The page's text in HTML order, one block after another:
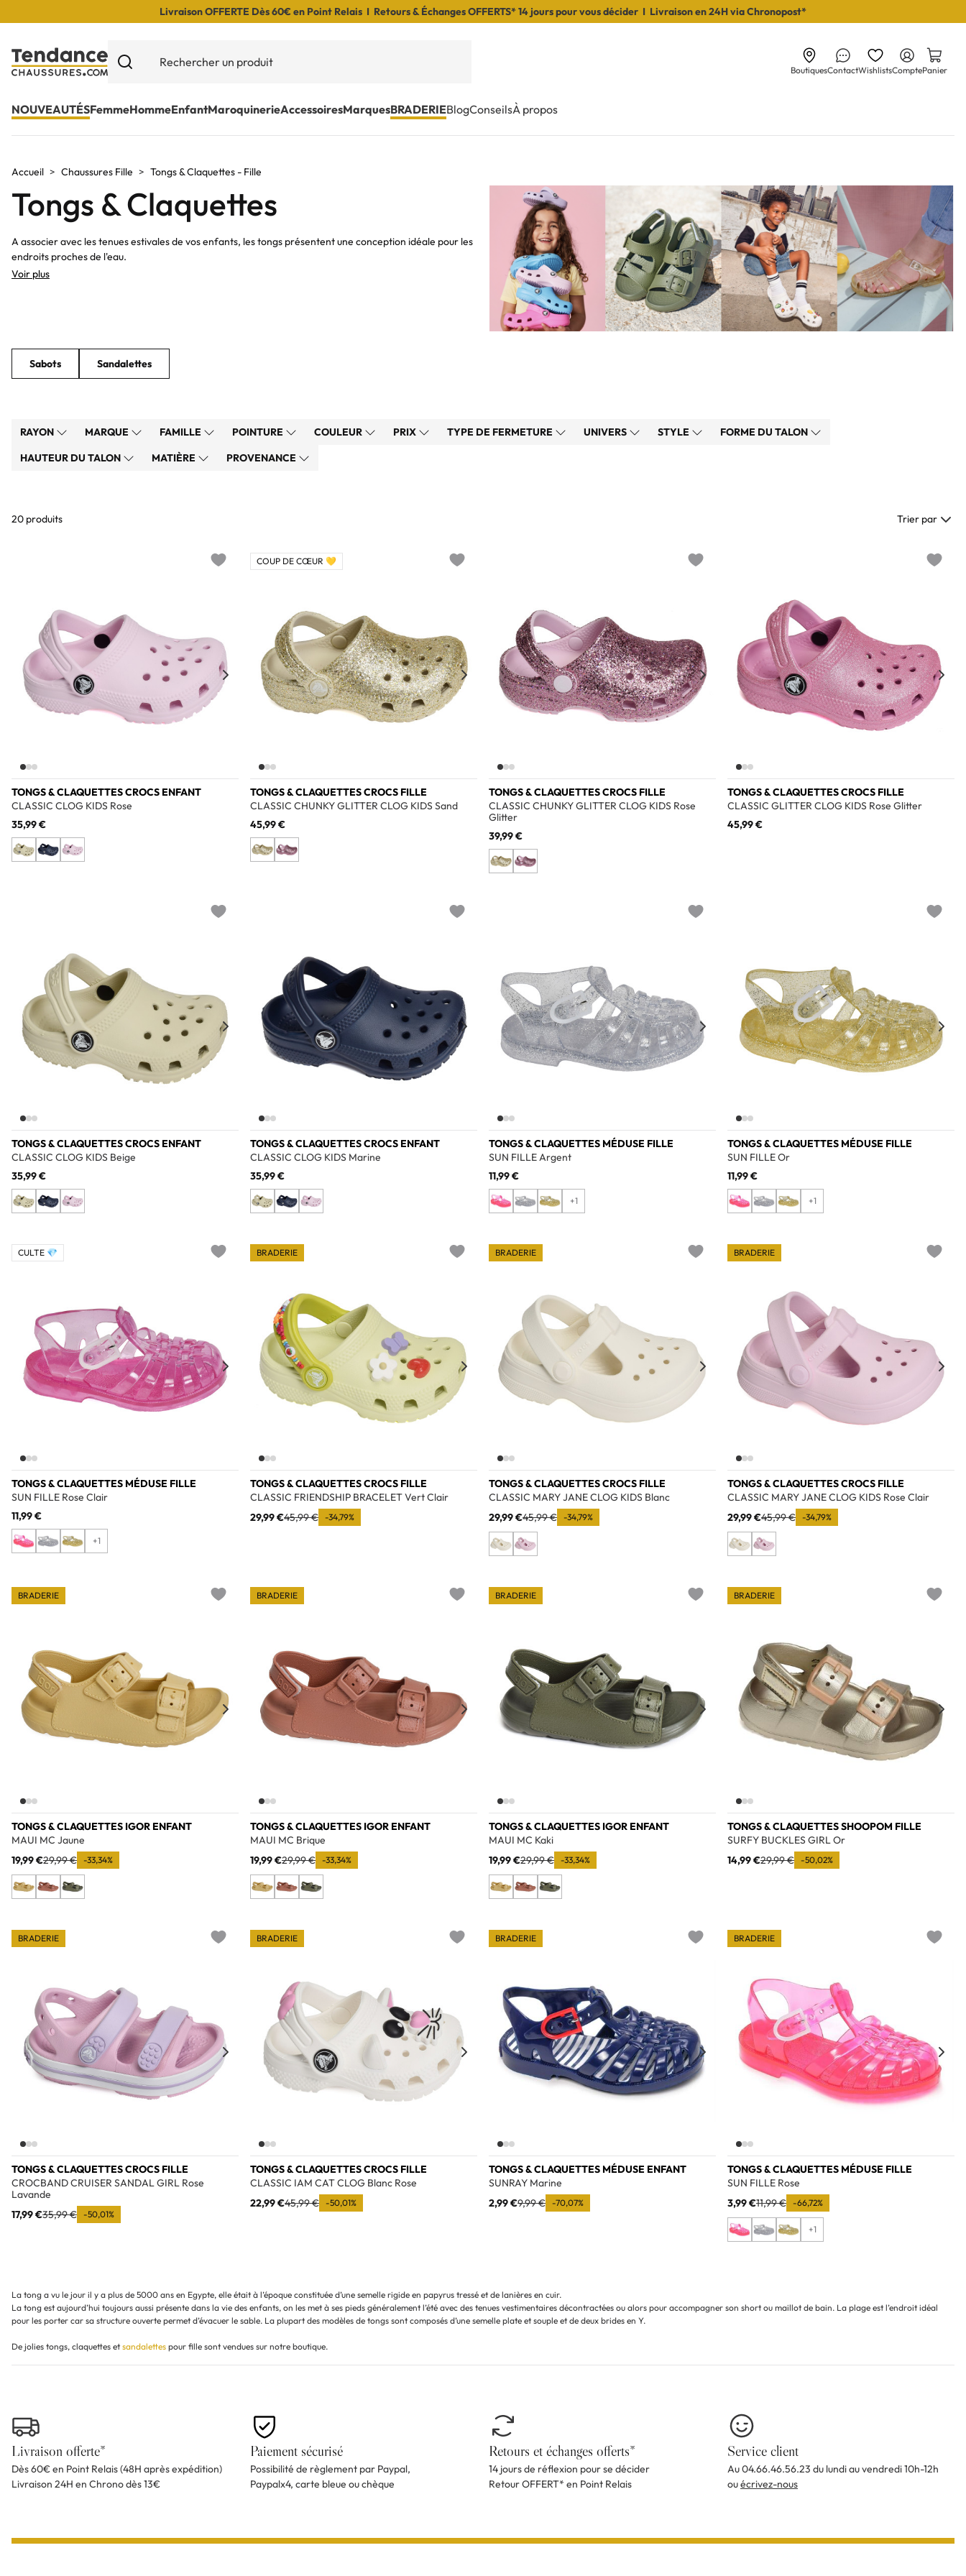
Livraison OFFERTE Dès 60€ en Point Relais I Retours & Échanges OFFERTS* 14 jours pour vous décider I Livraison en 24H via Chronopost*
BoutiquesContactWishlistsComptePanier
NOUVEAUTÉSFemmeHommeEnfantMaroquinerieAccessoiresMarquesBRADERIEBlogConseilsÀ propos
Accueil Chaussures Fille Tongs & Claquettes - Fille
Tongs & Claquettes
A associer avec les tenues estivales de vos enfants, les tongs présentent une conception idéale pour les
endroits proches de l'eau.
Voir plus
Sabots Sandalettes
RAYON MARQUE FAMILLE POINTURE COULEUR PRIX TYPE DE FERMETURE UNIVERS STYLE
FORME DU TALON
HAUTEUR DU TALON
MATIÈRE PROVENANCE
20 produits Trier par
TONGS & CLAQUETTES CROCS ENFANT
CLASSIC CLOG KIDS Rose
35,99 €
TONGS & CLAQUETTES CROCS FILLE
CLASSIC CHUNKY GLITTER CLOG KIDS Sand
45,99 €
COUP DE CŒUR 💛
TONGS & CLAQUETTES CROCS FILLE
CLASSIC CHUNKY GLITTER CLOG KIDS Rose
Glitter
39,99 €
TONGS & CLAQUETTES CROCS FILLE
CLASSIC GLITTER CLOG KIDS Rose Glitter
45,99 €
TONGS & CLAQUETTES CROCS ENFANT
CLASSIC CLOG KIDS Beige
35,99 €
TONGS & CLAQUETTES CROCS ENFANT
CLASSIC CLOG KIDS Marine
35,99 €
TONGS & CLAQUETTES MÉDUSE FILLE
SUN FILLE Argent
11,99 €
+1
TONGS & CLAQUETTES MÉDUSE FILLE
SUN FILLE Or
11,99 €
+1
TONGS & CLAQUETTES MÉDUSE FILLE
SUN FILLE Rose Clair
11,99 €
+1
CULTE 💎
TONGS & CLAQUETTES CROCS FILLE
CLASSIC FRIENDSHIP BRACELET Vert Clair
29,99 €45,99 € -34,79%
BRADERIE
TONGS & CLAQUETTES CROCS FILLE
CLASSIC MARY JANE CLOG KIDS Blanc
29,99 €45,99 € -34,79%
BRADERIE
TONGS & CLAQUETTES CROCS FILLE
CLASSIC MARY JANE CLOG KIDS Rose Clair
29,99 €45,99 € -34,79%
BRADERIE
TONGS & CLAQUETTES IGOR ENFANT
MAUI MC Jaune
19,99 €29,99 € -33,34%
BRADERIE
TONGS & CLAQUETTES IGOR ENFANT
MAUI MC Brique
19,99 €29,99 € -33,34%
BRADERIE
TONGS & CLAQUETTES IGOR ENFANT
MAUI MC Kaki
19,99 €29,99 € -33,34%
BRADERIE
TONGS & CLAQUETTES SHOOPOM FILLE
SURFY BUCKLES GIRL Or
14,99 €29,99 € -50,02%
BRADERIE
TONGS & CLAQUETTES CROCS FILLE
CROCBAND CRUISER SANDAL GIRL Rose
Lavande
17,99 €35,99 € -50,01%
BRADERIE
TONGS & CLAQUETTES CROCS FILLE
CLASSIC IAM CAT CLOG Blanc Rose
22,99 €45,99 € -50,01%
BRADERIE
TONGS & CLAQUETTES MÉDUSE ENFANT
SUNRAY Marine
2,99 €9,99 € -70,07%
BRADERIE
TONGS & CLAQUETTES MÉDUSE FILLE
SUN FILLE Rose
3,99 €11,99 € -66,72%
+1
BRADERIE
La tong a vu le jour il y a plus de 5000 ans en Egypte, elle était à l’époque constituée d’une semelle rigide en papyrus tressé et de lanières en cuir.
La tong est aujourd’hui toujours aussi présente dans la vie des enfants, on les met à ses pieds généralement l’été avec des tenues vestimentaires décontractées ou alors pour accompagner son short ou maillot de bain. La plage est l’endroit idéal
pour les porter car sa structure ouverte permet d’évacuer le sable. La plupart des modèles de tongs sont composés d’une semelle plate et souple et de deux brides en Y.
De jolies tongs, claquettes et sandalettes pour fille sont vendues sur notre boutique.
Livraison offerte*
Dès 60€ en Point Relais (48H après expédition)
Livraison 24H en Chrono dès 13€
Paiement sécurisé
Possibilité de règlement par Paypal,
Paypalx4, carte bleue ou chèque
Retours et échanges offerts*
14 jours de réflexion pour se décider
Retour OFFERT* en Point Relais
Service client
Au 04.66.46.56.23 du lundi au vendredi 10h-12h
ouécrivez-nous